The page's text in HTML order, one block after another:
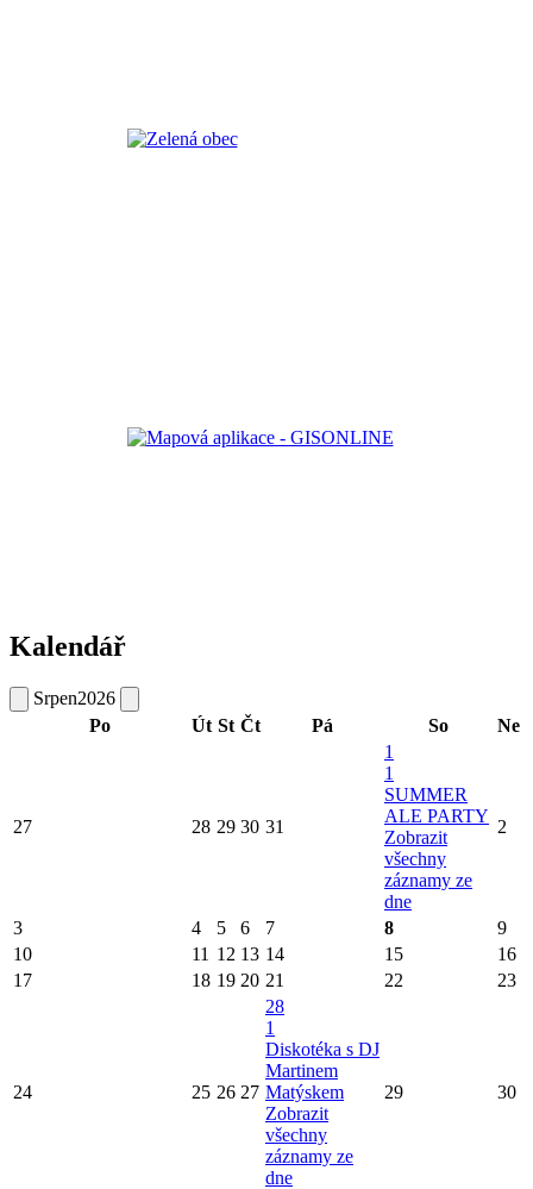
Kalendář
Srpen2026
Po
Út St Čt Pá So Ne
27 28 29 30 31
1
1
SUMMER
ALE PARTY
Zobrazit
všechny
záznamy ze
dne
2
3 4 5 6 7 8
9
10
11 12 13 14 15
16
17
18 19 20 21 22 23
24 25 26 27
28
1
Diskotéka s DJ
Martinem
Matýskem
Zobrazit
všechny
záznamy ze
dne
29 30